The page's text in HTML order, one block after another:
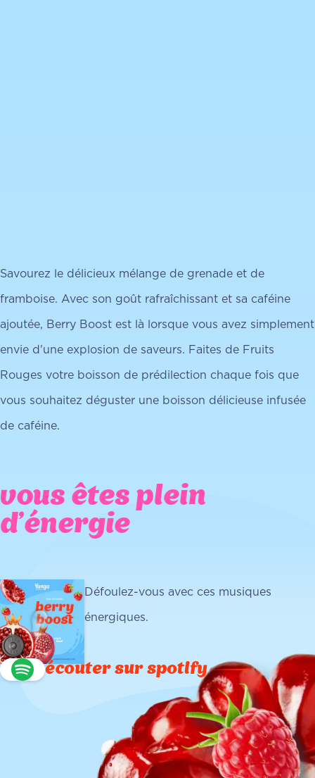
Savourez le délicieux mélange de grenade et de
framboise. Avec son goût rafraîchissant et sa caféine
ajoutée, Berry Boost est là lorsque vous avez simplement
envie d'une explosion de saveurs. Faites de Fruits
Rouges votre boisson de prédilection chaque fois que
vous souhaitez déguster une boisson délicieuse infusée
de caféine.
vous êtes plein
d'énergie
Défoulez-vous avec ces musiques
énergiques.
écouter sur spotify